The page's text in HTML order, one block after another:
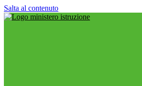
Salta al contenuto